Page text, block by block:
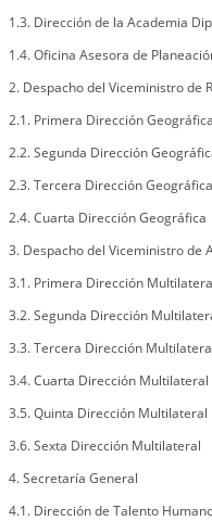
1.3. Dirección de la Academia
1.4. Oficina Asesora de
2. Despacho del Viceministro de
2.1. Primera Dirección
2.2. Segunda Dirección
2.3. Tercera Dirección Geográfica
2.4. Cuarta Dirección Geográfica
3. Despacho del Viceministro de
3.1. Primera Dirección
3.2. Segunda Dirección
3.3. Tercera Dirección
3.4. Cuarta Dirección Multilateral
3.5. Quinta Dirección Multilateral
3.6. Sexta Dirección Multilateral
4. Secretaría General
4.1. Dirección de Talento